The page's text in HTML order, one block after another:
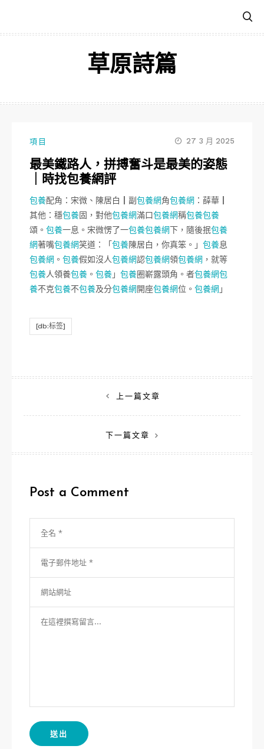
主
草原詩篇
項目 27 3 月 2025
最美鐵路人，拼搏奮斗是最美的姿態
｜時找包養網評
包養配角：宋微、陳居白┃副包養網角包養網 ：薛華┃
其他：穩包養固，對他包養網滿口包養網稱包養包養
頌。 包養一息。宋微愣了一包養包養網下，隨後抿包養
網著嘴包養網笑道：「包養陳居白，你真笨。」 包養息
包養網 。 包養假如沒人包養網認包養網領包養網 ，就等
包養人領養包養 。 包養」 包養圈嶄露頭角。者包養網包
養不克包養不包養及分包養網開座包養網位。 包養網 」
[db:标签]
章
上一篇文章
下一篇文章
Post a Comment